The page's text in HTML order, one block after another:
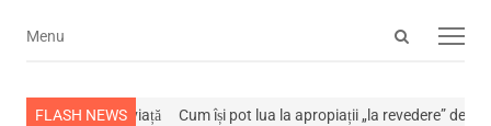
Open
Menu
Menu
FLASH NEWS
a stins din viață Cum își pot lua la apropiații „la revedere” de la…